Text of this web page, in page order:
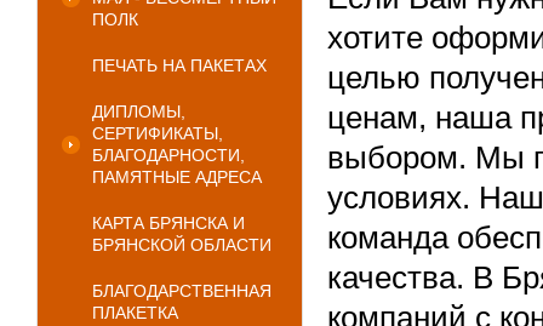
ПОЛК
ПЕЧАТЬ НА ПАКЕТАХ
ДИПЛОМЫ,
СЕРТИФИКАТЫ,
БЛАГОДАРНОСТИ,
ПАМЯТНЫЕ АДРЕСА
КАРТА БРЯНСКА И
БРЯНСКОЙ ОБЛАСТИ
БЛАГОДАРСТВЕННАЯ
ПЛАКЕТКА
хотите
целью
ценам, наша
выбором. Мы
условиях.
команда
качества. В
компаний с